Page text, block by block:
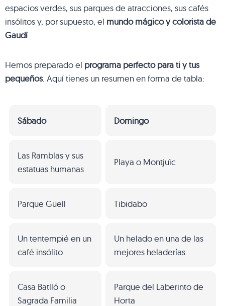
espacios verdes, sus parques de atracciones, sus cafés
insólitos y, por supuesto, el mundo mágico y colorista de
Gaudí.
Hemos preparado el programa perfecto para ti y tus
pequeños. Aquí tienes un resumen en forma de tabla:
Sábado Domingo
Las Ramblas y sus
estatuas humanas
Playa o Montjuïc
Parque Güell Tibidabo
Un tentempié en un
café insólito
Un helado en una de las
mejores heladerías
Casa Batlló o
Sagrada Familia
Parque del Laberinto de
Horta